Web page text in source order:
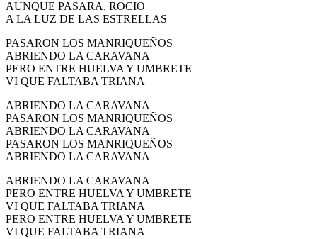
AUNQUE PASARA, ROCIO
A LA LUZ DE LAS ESTRELLAS
PASARON LOS MANRIQUEÑOS
ABRIENDO LA CARAVANA
PERO ENTRE HUELVA Y UMBRETE
VI QUE FALTABA TRIANA
ABRIENDO LA CARAVANA
PASARON LOS MANRIQUEÑOS
ABRIENDO LA CARAVANA
PASARON LOS MANRIQUEÑOS
ABRIENDO LA CARAVANA
ABRIENDO LA CARAVANA
PERO ENTRE HUELVA Y UMBRETE
VI QUE FALTABA TRIANA
PERO ENTRE HUELVA Y UMBRETE
VI QUE FALTABA TRIANA
En el Rocío, ¿dónde me alojo?